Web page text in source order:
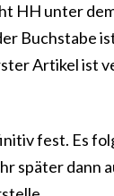
HH unter
Buchstabe
Artikel ist
fest. Es
später